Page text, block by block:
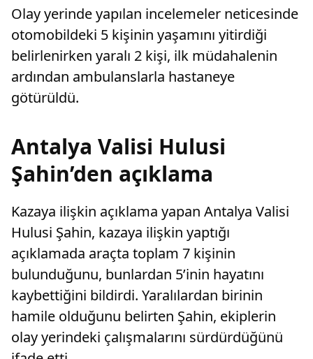
Olay yerinde yapılan incelemeler neticesinde
otomobildeki 5 kişinin yaşamını yitirdiği
belirlenirken yaralı 2 kişi, ilk müdahalenin
ardından ambulanslarla hastaneye
götürüldü.
Antalya Valisi Hulusi
Şahin’den açıklama
Kazaya ilişkin açıklama yapan Antalya Valisi
Hulusi Şahin, kazaya ilişkin yaptığı
açıklamada araçta toplam 7 kişinin
bulunduğunu, bunlardan 5’inin hayatını
kaybettiğini bildirdi. Yaralılardan birinin
hamile olduğunu belirten Şahin, ekiplerin
olay yerindeki çalışmalarını sürdürdüğünü